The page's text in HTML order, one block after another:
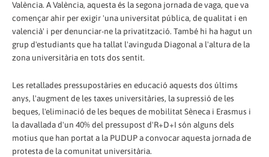
València. A València, aquesta és la segona jornada de vaga, que va
començar ahir per exigir 'una universitat pública, de qualitat i en
valencià' i per denunciar-ne la privatització. També hi ha hagut un
grup d'estudiants que ha tallat l'avinguda Diagonal a l'altura de la
zona universitària en tots dos sentit.
Les retallades pressupostàries en educació aquests dos últims
anys, l'augment de les taxes universitàries, la supressió de les
beques, l'eliminació de les beques de mobilitat Sèneca i Erasmus i
la davallada d'un 40% del pressupost d'R+D+I són alguns dels
motius que han portat a la PUDUP a convocar aquesta jornada de
protesta de la comunitat universitària.